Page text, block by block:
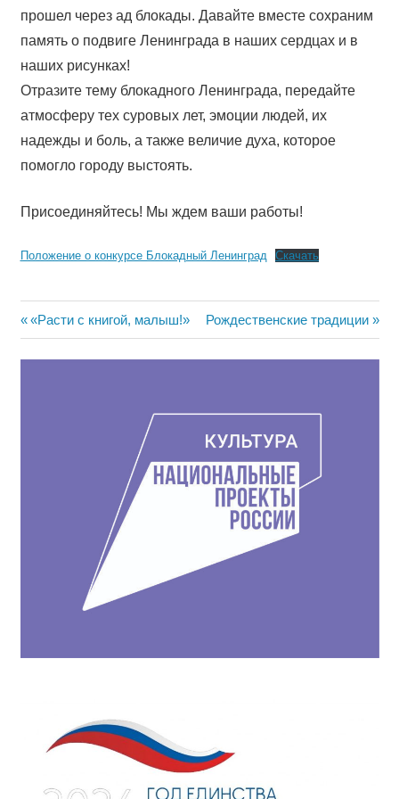
прошел через ад блокады. Давайте вместе сохраним
память о подвиге Ленинграда в наших сердцах и в
наших рисунках!
Отразите тему блокадного Ленинграда, передайте
атмосферу тех суровых лет, эмоции людей, их
надежды и боль, а также величие духа, которое
помогло городу выстоять.
Присоединяйтесь! Мы ждем ваши работы!
Положение о конкурсе Блокадный Ленинград Скачать
Навигация
по
Предыдущая
запись:
«Расти с книгой, малыш!»
Следующая
запись:
Рождественские традиции